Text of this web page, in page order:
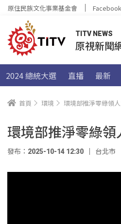
原住民族文化事業基金會
TITV NEWS
原視新聞
2024 總統大選 直播 最新
首頁 環境 環境部推淨零綠領
環境部推淨零綠
發布：2025-10-14 12:30 台北市